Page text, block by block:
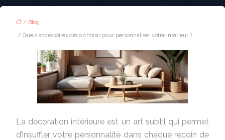
/ Blog
/ Quels accessoires déco choisir pour personnaliser votre intérieur ?
La décoration intérieure est un art subtil qui permet
d’insuffler votre personnalité dans chaque recoin de